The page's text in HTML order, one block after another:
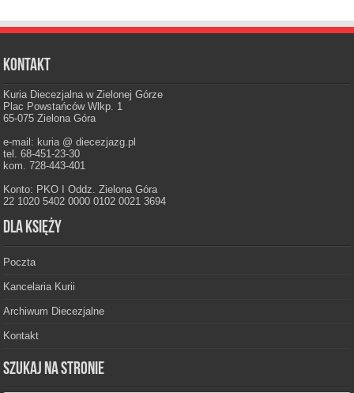
Kontakt
Kuria Diecezjalna w Zielonej Górze
Plac Powstańców Wlkp. 1
65-075 Zielona Góra
e-mail: kuria @ diecezjazg.pl
tel. 68-451-23-30
kom. 728-443-401
Konto: PKO I Oddz. Zielona Góra
22 1020 5402 0000 0102 0021 3694
Dla księży
Poczta
Kancelaria Kurii
Archiwum Diecezjalne
Kontakt
Szukaj na stronie